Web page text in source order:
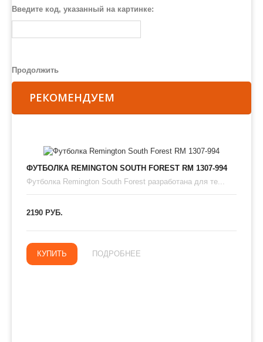
Введите код, указанный на картинке:
Продолжить
РЕКОМЕНДУЕМ
ФУТБОЛКА REMINGTON SOUTH FOREST RM 1307-994
Футболка Remington South Forest разработана для те...
2190 РУБ.
КУПИТЬ ПОДРОБНЕЕ